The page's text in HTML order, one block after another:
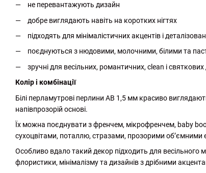
не перевантажують дизайн
добре виглядають навіть на коротких нігтях
підходять для мінімалістичних акцентів і
поєднуються з нюдовими, молочними, білими та
зручні для весільних, романтичних, clean і святкових
Колір і комбінації
Білі перламутрові перлини AB 1,5 мм красиво
напівпрозорій основі.
Їх можна поєднувати з френчем, мікрофренчем, baby
сухоцвітами, поталлю, стразами, прозорими об’ємними
Особливо вдало такий декор підходить для весільного
флористики, мінімалізму та дизайнів з дрібними